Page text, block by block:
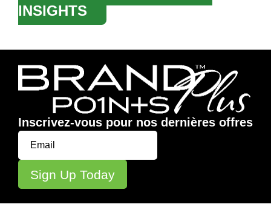
INSIGHTS
Inscrivez-vous pour nos dernières offres